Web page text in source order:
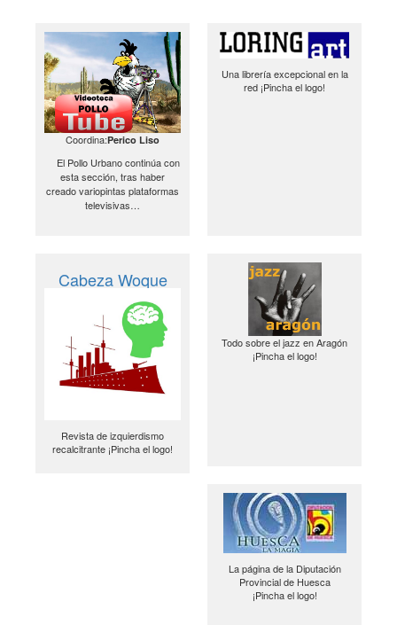
Coordina:Perico Liso
El Pollo Urbano continúa con
esta sección, tras haber
creado variopintas plataformas
televisivas…
Una librería excepcional en la
red ¡Pincha el logo!
Cabeza Woque
Revista de izquierdismo
recalcitrante ¡Pincha el logo!
Todo sobre el jazz en Aragón
¡Pincha el logo!
La página de la Diputación
Provincial de Huesca
¡Pincha el logo!